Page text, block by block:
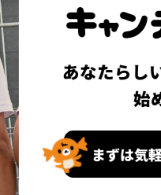
あなたらし
始
まずは気